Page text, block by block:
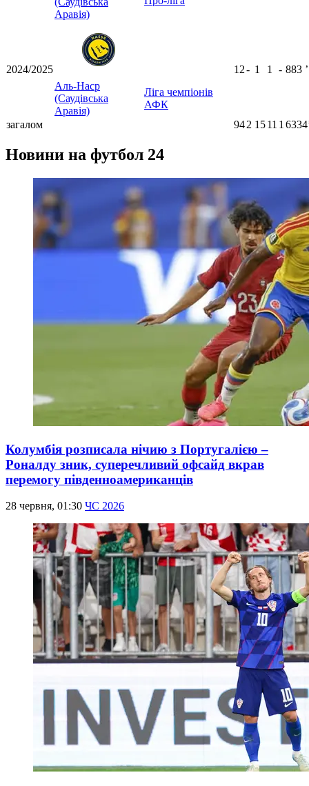
Аравія)
2024/2025
Аль-Наср
(Саудівська
Аравія)
Ліга чемпіонів
АФК
12- 1 1 - 883 ʼ
загалом 942 1511 1
Новини на футбол 24
Колумбія розписала нічию з Португалією –
Роналду зник, суперечливий офсайд вкрав
перемогу південноамериканців
28 червня, 01:30 ЧС 2026